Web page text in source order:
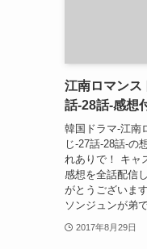
江南ロマンス
話-28話-感想
韓国ドラマ-江南
じ-27話-28話-の
れありで！ キャ
感想を全話配信
がとうございま
ソンジュンが弟
2017年8月29日